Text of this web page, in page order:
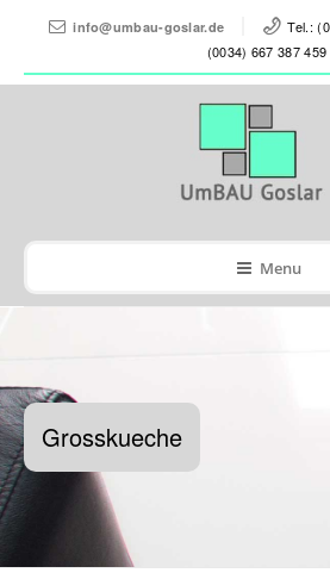
info@umbau-goslar.de
Tel.:
(0034) 667 387 459
Menu
Grosskueche